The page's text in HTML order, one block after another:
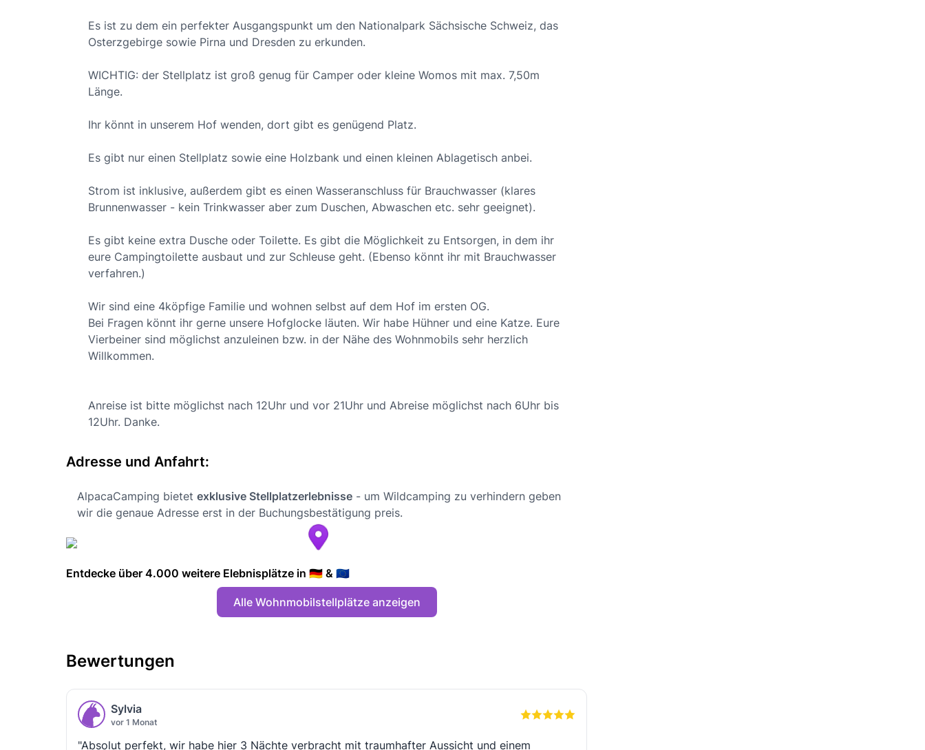
Es ist zu dem ein perfekter Ausgangspunkt um den Nationalpark Sächsische Schweiz, das
Osterzgebirge sowie Pirna und Dresden zu erkunden.
WICHTIG: der Stellplatz ist groß genug für Camper oder kleine Womos mit max. 7,50m
Länge.
Ihr könnt in unserem Hof wenden, dort gibt es genügend Platz.
Es gibt nur einen Stellplatz sowie eine Holzbank und einen kleinen Ablagetisch anbei.
Strom ist inklusive, außerdem gibt es einen Wasseranschluss für Brauchwasser (klares
Brunnenwasser - kein Trinkwasser aber zum Duschen, Abwaschen etc. sehr geeignet).
Es gibt keine extra Dusche oder Toilette. Es gibt die Möglichkeit zu Entsorgen, in dem ihr
eure Campingtoilette ausbaut und zur Schleuse geht. (Ebenso könnt ihr mit Brauchwasser
verfahren.)
Wir sind eine 4köpfige Familie und wohnen selbst auf dem Hof im ersten OG.
Bei Fragen könnt ihr gerne unsere Hofglocke läuten. Wir habe Hühner und eine Katze. Eure
Vierbeiner sind möglichst anzuleinen bzw. in der Nähe des Wohnmobils sehr herzlich
Willkommen.
Anreise ist bitte möglichst nach 12Uhr und vor 21Uhr und Abreise möglichst nach 6Uhr bis
12Uhr. Danke.
Adresse und Anfahrt:
AlpacaCamping bietet exklusive Stellplatzerlebnisse - um Wildcamping zu verhindern geben
wir die genaue Adresse erst in der Buchungsbestätigung preis.
Entdecke über 4.000 weitere Elebnisplätze in 🇩🇪 & 🇪🇺
Alle Wohnmobilstellplätze anzeigen
Bewertungen
Sylvia
vor 1 Monat
"Absolut perfekt, wir habe hier 3 Nächte verbracht mit traumhafter Aussicht und einem